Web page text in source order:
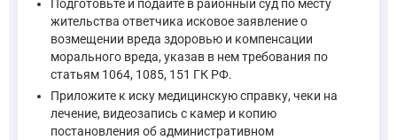
Относительно сроков исковой давности — статья 208 ГК
Исковая давность не распространяется на требования
—Гражданский кодекс Российской Федерации, ст. 208
Что касается обжалования постановления об
Подготовьте и подайте в районный суд по месту
жительства ответчика исковое заявление о
возмещении вреда здоровью и компенсации
морального вреда, указав в нем требования по
статьям 1064, 1085, 151 ГК РФ.
Приложите к иску медицинскую справку, чеки на
лечение, видеозапись с камер и копию
постановления об административном